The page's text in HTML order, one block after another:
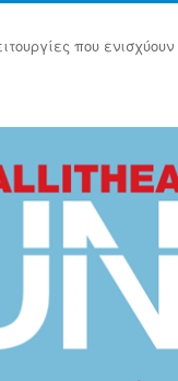
που